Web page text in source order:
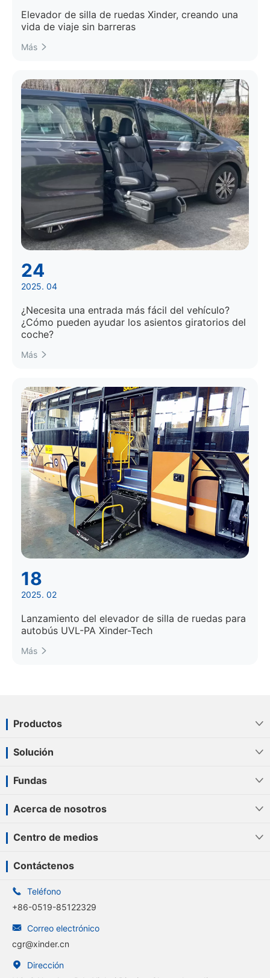
Elevador de silla de ruedas Xinder, creando una
vida de viaje sin barreras
Más 
24
2025. 04
¿Necesita una entrada más fácil del vehículo?
¿Cómo pueden ayudar los asientos giratorios del
coche?
Más 
18
2025. 02
Lanzamiento del elevador de silla de ruedas para
autobús UVL-PA Xinder-Tech
Más 
Productos 
Solución 
Fundas 
Acerca de nosotros 
Centro de medios 
Contáctenos

Teléfono
+86-0519-85122329
 Correo electrónico
cgr@xinder.cn

Dirección